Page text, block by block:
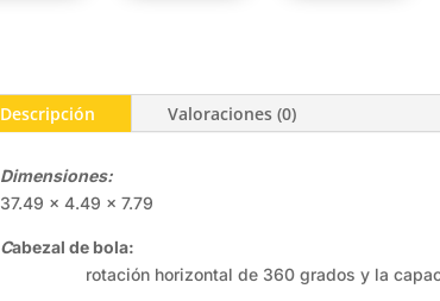
Descripción Valoraciones (0)
Dimensiones:
37.49 x 4.49 x 7.79
Cabezal de bola:
rotación horizontal de 360 grados y la